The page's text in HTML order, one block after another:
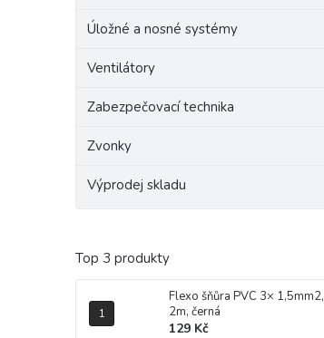
Úložné a nosné systémy
Ventilátory
Zabezpečovací technika
Zvonky
Výprodej skladu
Top 3 produkty
Flexo šňůra PVC 3× 1,5mm2,
2m, černá
129 Kč